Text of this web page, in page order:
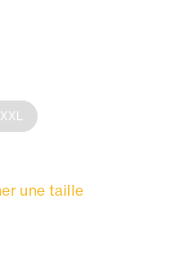
XXL
une taille